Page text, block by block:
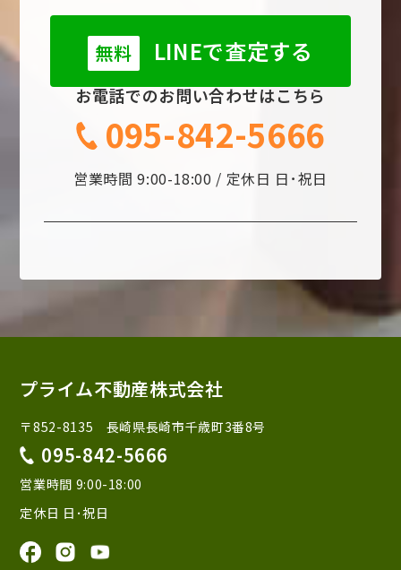
無料 LINEで査定する
お電話でのお問い合わせはこちら
095-842-5666
営業時間 9:00-18:00 / 定休日 日･祝日
プライム不動産株式会社
〒852-8135 長崎県長崎市千歳町3番8号
095-842-5666
営業時間 9:00-18:00
定休日 日･祝日